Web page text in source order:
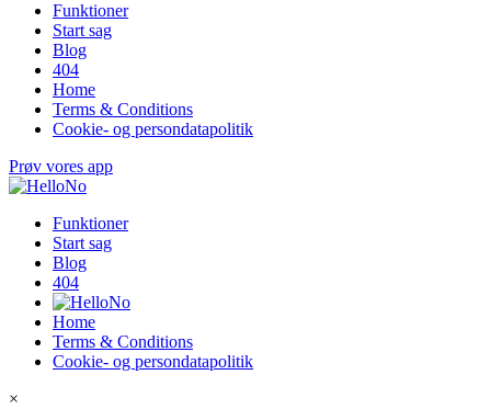
Funktioner
Start sag
Blog
404
Home
Terms & Conditions
Cookie- og persondatapolitik
Prøv vores app
Funktioner
Start sag
Blog
404
Home
Terms & Conditions
Cookie- og persondatapolitik
×